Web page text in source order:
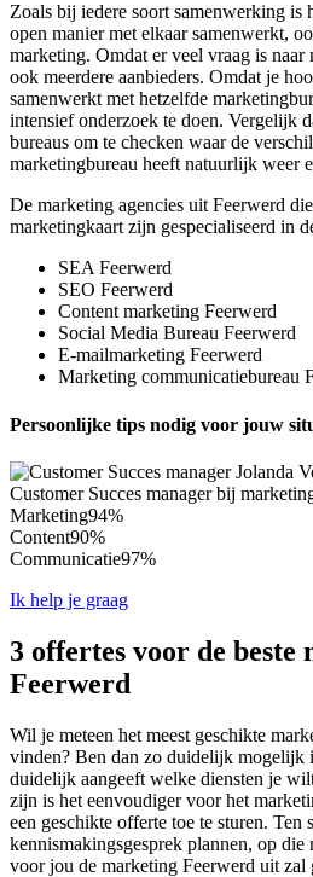
Zoals bij iedere soort samenwerking is
open manier met elkaar samenwerkt,
marketing. Omdat er veel vraag is
ook meerdere aanbieders. Omdat je
samenwerkt met hetzelfde
intensief onderzoek te doen. Vergelijk
bureaus om te checken waar de
marketingbureau heeft natuurlijk weer
De marketing agencies uit Feerwerd
marketingkaart zijn gespecialiseerd in
SEA Feerwerd
SEO Feerwerd
Content marketing Feerwerd
Social Media Bureau Feerwerd
E-mailmarketing Feerwerd
Marketing communicatiebureau
Persoonlijke tips nodig voor jouw
Customer Succes manager bij
Marketing94%
Content90%
Communicatie97%
Ik help je graag
3 offertes voor de beste
Feerwerd
Wil je meteen het meest geschikte
vinden? Ben dan zo duidelijk mogelijk
duidelijk aangeeft welke diensten je
zijn is het eenvoudiger voor het
een geschikte offerte toe te sturen. Ten
kennismakingsgesprek plannen, op
voor jou de marketing Feerwerd uit zal